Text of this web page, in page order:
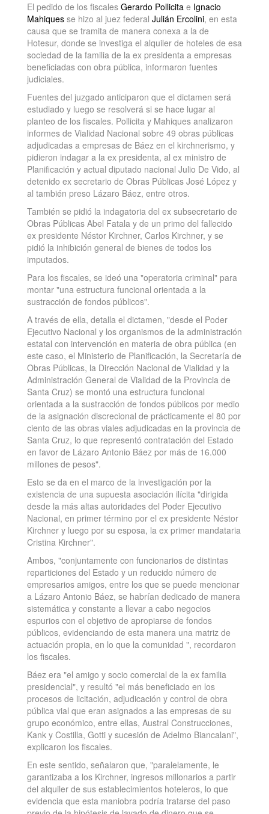
El pedido de los fiscales Gerardo Pollicita e Ignacio
Mahiques se hizo al juez federal Julián Ercolini, en esta
causa que se tramita de manera conexa a la de
Hotesur, donde se investiga el alquiler de hoteles de esa
sociedad de la familia de la ex presidenta a empresas
beneficiadas con obra pública, informaron fuentes
judiciales.
Fuentes del juzgado anticiparon que el dictamen será
estudiado y luego se resolverá si se hace lugar al
planteo de los fiscales. Pollicita y Mahiques analizaron
informes de Vialidad Nacional sobre 49 obras públicas
adjudicadas a empresas de Báez en el kirchnerismo, y
pidieron indagar a la ex presidenta, al ex ministro de
Planificación y actual diputado nacional Julio De Vido, al
detenido ex secretario de Obras Públicas José López y
al también preso Lázaro Báez, entre otros.
También se pidió la indagatoria del ex subsecretario de
Obras Públicas Abel Fatala y de un primo del fallecido
ex presidente Néstor Kirchner, Carlos Kirchner, y se
pidió la inhibición general de bienes de todos los
imputados.
Para los fiscales, se ideó una "operatoria criminal" para
montar "una estructura funcional orientada a la
sustracción de fondos públicos".
A través de ella, detalla el dictamen, "desde el Poder
Ejecutivo Nacional y los organismos de la administración
estatal con intervención en materia de obra pública (en
este caso, el Ministerio de Planificación, la Secretaría de
Obras Públicas, la Dirección Nacional de Vialidad y la
Administración General de Vialidad de la Provincia de
Santa Cruz) se montó una estructura funcional
orientada a la sustracción de fondos públicos por medio
de la asignación discrecional de prácticamente el 80 por
ciento de las obras viales adjudicadas en la provincia de
Santa Cruz, lo que representó contratación del Estado
en favor de Lázaro Antonio Báez por más de 16.000
millones de pesos".
Esto se da en el marco de la investigación por la
existencia de una supuesta asociación ilícita "dirigida
desde la más altas autoridades del Poder Ejecutivo
Nacional, en primer término por el ex presidente Néstor
Kirchner y luego por su esposa, la ex primer mandataria
Cristina Kirchner".
Ambos, "conjuntamente con funcionarios de distintas
reparticiones del Estado y un reducido número de
empresarios amigos, entre los que se puede mencionar
a Lázaro Antonio Báez, se habrían dedicado de manera
sistemática y constante a llevar a cabo negocios
espurios con el objetivo de apropiarse de fondos
públicos, evidenciando de esta manera una matriz de
actuación propia, en lo que la comunidad ", recordaron
los fiscales.
Báez era "el amigo y socio comercial de la ex familia
presidencial", y resultó "el más beneficiado en los
procesos de licitación, adjudicación y control de obra
pública vial que eran asignados a las empresas de su
grupo económico, entre ellas, Austral Construcciones,
Kank y Costilla, Gotti y sucesión de Adelmo Biancalani",
explicaron los fiscales.
En este sentido, señalaron que, "paralelamente, le
garantizaba a los Kirchner, ingresos millonarios a partir
del alquiler de sus establecimientos hoteleros, lo que
evidencia que esta maniobra podría tratarse del paso